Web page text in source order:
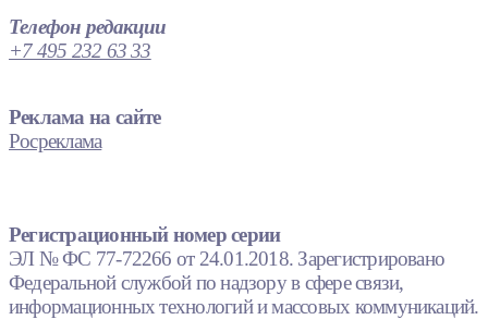
Телефон редакции
+7 495 232 63 33
Реклама на сайте
Росреклама
Регистрационный номер серии
ЭЛ № ФС 77-72266 от 24.01.2018. Зарегистрировано
Федеральной службой по надзору в сфере связи,
информационных технологий и массовых коммуникаций.